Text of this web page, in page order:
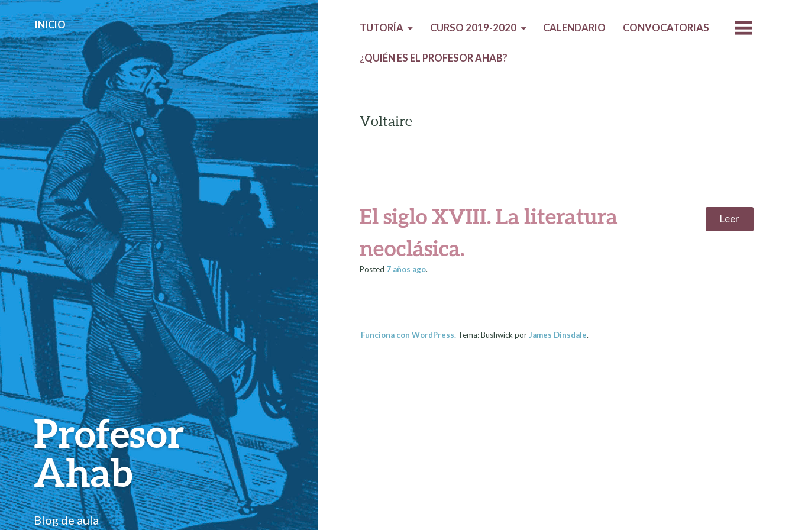
Profesor
Ahab
Blog de aula
INICIO TUTORÍA CURSO 2019-2020 CALENDARIO CONVOCATORIAS
¿QUIÉN ES EL PROFESOR AHAB?
Voltaire
El siglo XVIII. La literatura
neoclásica.
Leer
Posted 7 años ago.
Funciona con WordPress.Tema: Bushwick porJames Dinsdale.